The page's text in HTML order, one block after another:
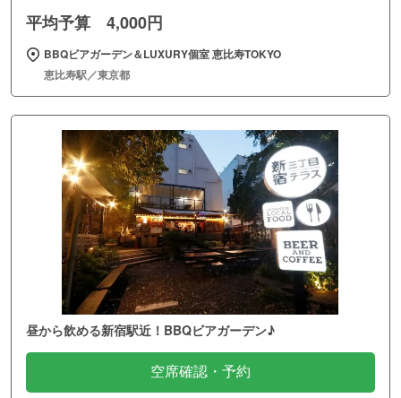
平均予算 4,000円
BBQビアガーデン＆LUXURY個室 恵比寿TOKYO
恵比寿駅／東京都
昼から飲める新宿駅近！BBQビアガーデン♪
空席確認・予約